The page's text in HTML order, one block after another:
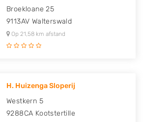
Broekloane 25
9113AV Walterswald
Op 21,58 km afstand
H. Huizenga Sloperij
Westkern 5
9288CA Kootstertille